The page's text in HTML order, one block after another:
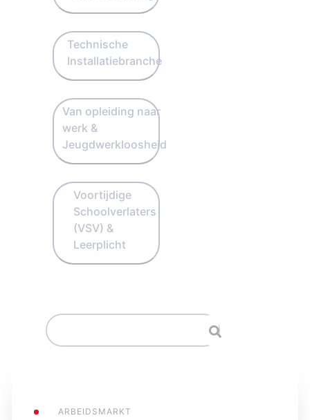
Technische
Installatiebranche
Van opleiding naar
werk &
Jeugdwerkloosheid
Voortijdige
Schoolverlaters
(VSV) &
Leerplicht
ARBEIDSMARKT